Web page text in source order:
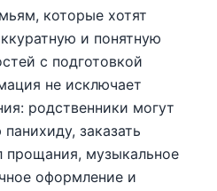
которые хотят
и понятную
с подготовкой
не исключает
родственники могут
заказать
прощания, музыкальное
оформление и